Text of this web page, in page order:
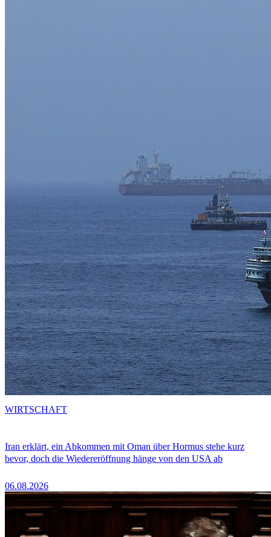
Iran erklärt, ein Abkommen mit Oman über Hormus stehe kurz
bevor, doch die Wiedereröffnung hänge von den USA ab
06.08.2026
WIRTSCHAFT